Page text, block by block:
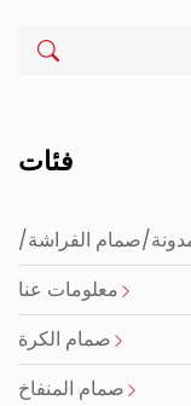
فئات
صمام الفراشة/
معلومات عنا
صمام الكرة
صمام المنفاخ